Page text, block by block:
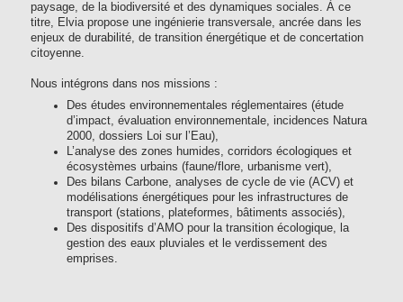
paysage, de la biodiversité et des dynamiques sociales. À ce
titre, Elvia propose une ingénierie transversale, ancrée dans les
enjeux de durabilité, de transition énergétique et de concertation
citoyenne.
Nous intégrons dans nos missions :
Des études environnementales réglementaires (étude
d’impact, évaluation environnementale, incidences Natura
2000, dossiers Loi sur l’Eau),
L’analyse des zones humides, corridors écologiques et
écosystèmes urbains (faune/flore, urbanisme vert),
Des bilans Carbone, analyses de cycle de vie (ACV) et
modélisations énergétiques pour les infrastructures de
transport (stations, plateformes, bâtiments associés),
Des dispositifs d’AMO pour la transition écologique, la
gestion des eaux pluviales et le verdissement des
emprises.